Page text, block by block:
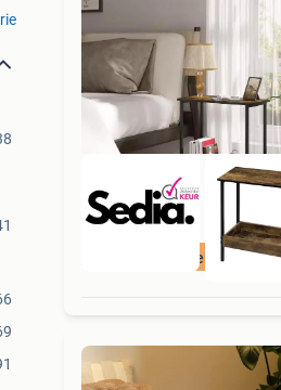
Beoordeeld met 9+